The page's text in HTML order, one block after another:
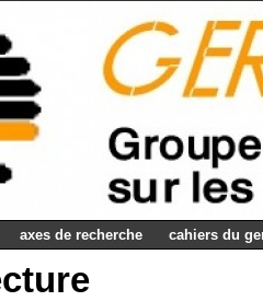
axes de recherche cahiers du